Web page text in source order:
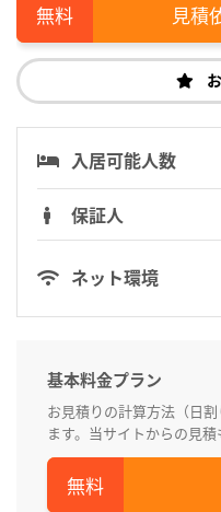
見積
入居可能人数
保証人
ネット環境
基本料金プラン
お見積りの計算方法（日
ます。当サイトからの見積